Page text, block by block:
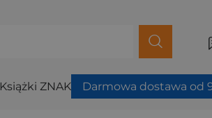
Książki ZNAK Darmowa dostawa od